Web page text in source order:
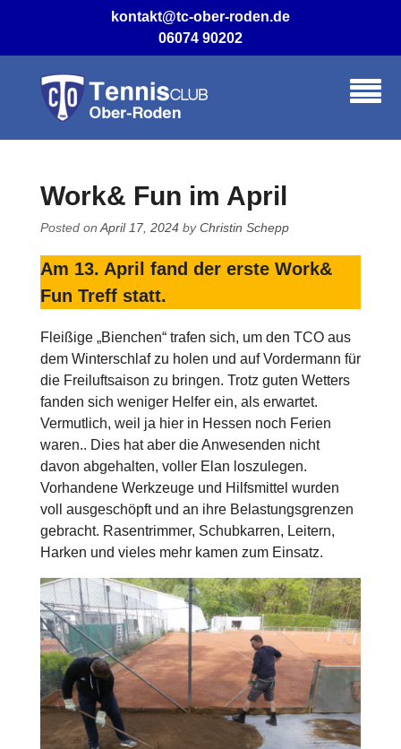
content
kontakt@tc-ober-roden.de
06074 90202
Work& Fun im April
Posted on April 17, 2024byChristin Schepp
Am 13. April fand der erste Work&
Fun Treff statt.
Fleißige „Bienchen“ trafen sich, um den TCO aus
dem Winterschlaf zu holen und auf Vordermann für
die Freiluftsaison zu bringen. Trotz guten Wetters
fanden sich weniger Helfer ein, als erwartet.
Vermutlich, weil ja hier in Hessen noch Ferien
waren.. Dies hat aber die Anwesenden nicht
davon abgehalten, voller Elan loszulegen.
Vorhandene Werkzeuge und Hilfsmittel wurden
voll ausgeschöpft und an ihre Belastungsgrenzen
gebracht. Rasentrimmer, Schubkarren, Leitern,
Harken und vieles mehr kamen zum Einsatz.